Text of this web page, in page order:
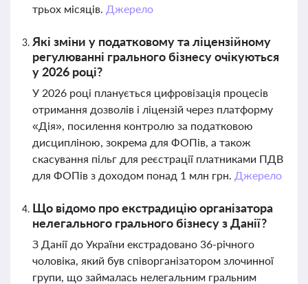
трьох місяців. Джерело
Які зміни у податковому та ліцензійному
регулюванні грального бізнесу очікуються
у 2026 році?
У 2026 році планується цифровізація процесів
отримання дозволів і ліцензій через платформу
«Дія», посилення контролю за податковою
дисципліною, зокрема для ФОПів, а також
скасування пільг для реєстрації платниками ПДВ
для ФОПів з доходом понад 1 млн грн. Джерело
Що відомо про екстрадицію організатора
нелегального грального бізнесу з Данії?
З Данії до України екстрадовано 36-річного
чоловіка, який був співорганізатором злочинної
групи, що займалась нелегальним гральним